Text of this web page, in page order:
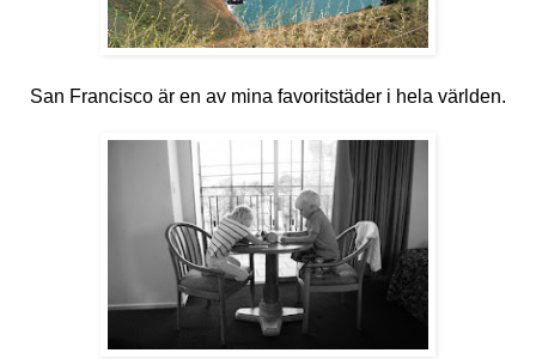
San Francisco är en av mina favoritstäder i hela världen.